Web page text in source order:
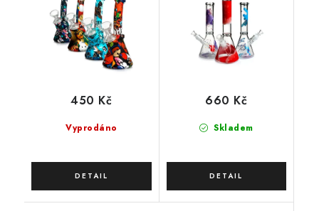
Vyprodáno
450 Kč
Skladem
660 Kč